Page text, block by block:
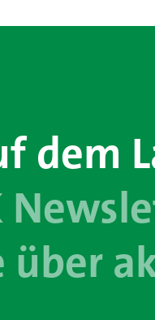
dem
über